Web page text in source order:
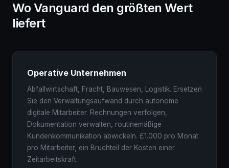
Wo Vanguard den größten Wert
liefert
Operative Unternehmen
Abfallwirtschaft, Fracht, Bauwesen, Logistik. Ersetzen
Sie den Verwaltungsaufwand durch autonome
digitale Mitarbeiter. Rechnungen verfolgen,
Dokumentation verwalten, routinemäßige
Kundenkommunikation abwickeln. £1.000 pro Monat
pro Mitarbeiter, ein Bruchteil der Kosten einer
Zeitarbeitskraft.